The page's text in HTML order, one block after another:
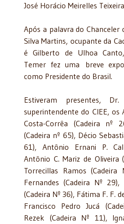
José Horácio Meirelles
Após a palavra do Chanceler
Silva Martins, ocupante da
é Gilberto de Ulhoa
Temer fez uma breve
como Presidente do Brasil.
Estiveram presentes, Dr.
superintendente do CIEE, os
Costa-Corrêa (Cadeira nº
(Cadeira nº 65), Décio
61), Antônio Ernani P.
Antônio C. Mariz de Oliveira
Torrecillas Ramos
Fernandes (Cadeira Nº
(Cadeira Nº 36), Fátima F. F.
Francisco Pedro Jucá
Rezek (Cadeira Nº 11),